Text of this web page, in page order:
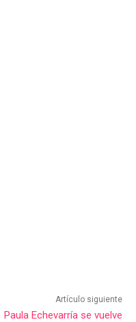
Artículo siguiente
Paula Echevarría se vuelve